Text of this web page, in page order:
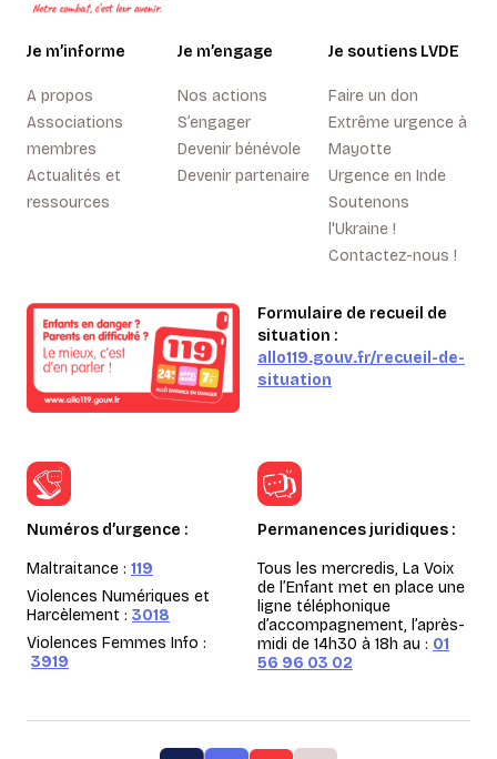
Je m’informe
A propos
Associations
membres
Actualités et
ressources
Je m’engage
Nos actions
S’engager
Devenir bénévole
Devenir partenaire
Je soutiens LVDE
Faire un don
Extrême urgence à
Mayotte
Urgence en Inde
Soutenons
l'Ukraine !
Contactez-nous !
Formulaire de recueil de
situation :
allo119.gouv.fr/recueil-de-
situation
Numéros d’urgence :
Maltraitance : 119
Violences Numériques et
Harcèlement : 3018
Violences Femmes Info :
3919
Permanences juridiques :
Tous les mercredis, La Voix
de l’Enfant met en place une
ligne téléphonique
d’accompagnement, l’après-
midi de 14h30 à 18h au : 01
56 96 03 02